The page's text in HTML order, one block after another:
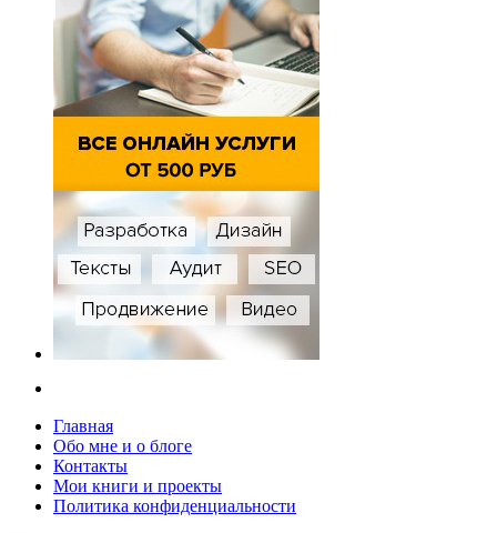
Главная
Обо мне и о блоге
Контакты
Мои книги и проекты
Политика конфиденциальности